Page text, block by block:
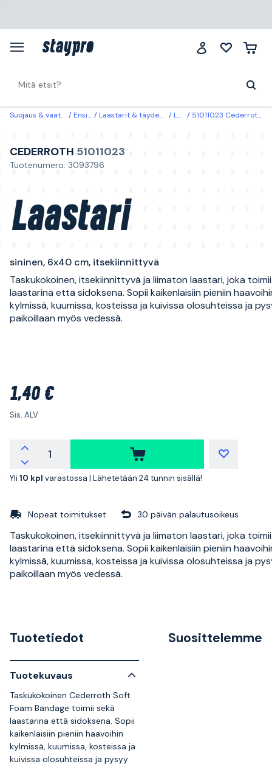
Suojaus & vaatteet Ensiapu Laastarit & täydennyspakkaukset Laastarit 51011023 Cederroth Laastari sininen, 6x40 cm, itsekiinnittyvä
CEDERROTH 51011023
Tuotenumero: 3093796
Laastari
sininen, 6x40 cm, itsekiinnittyvä
Taskukokoinen, itsekiinnittyvä ja liimaton laastari, joka
laastarina että sidoksena. Sopii kaikenlaisiin pieniin
kylmissä, kuumissa, kosteissa ja kuivissa olosuhteissa ja
paikoillaan myös vedessä.
1,40 €
Sis. ALV
Yli 10 kpl varastossa | Lähetetään 24 tunnin sisällä!
Nopeat toimitukset 30 päivän palautusoikeus
Taskukokoinen, itsekiinnittyvä ja liimaton laastari, joka
laastarina että sidoksena. Sopii kaikenlaisiin pieniin
kylmissä, kuumissa, kosteissa ja kuivissa olosuhteissa ja
paikoillaan myös vedessä.
Tuotetiedot
Tuotekuvaus
Taskukokoinen Cederroth Soft
Foam Bandage toimii sekä
laastarina että sidoksena. Sopii
kaikenlaisiin pieniin haavoihin
kylmissä, kuumissa, kosteissa ja
kuivissa olosuhteissa ja pysyy
Suosittelemme